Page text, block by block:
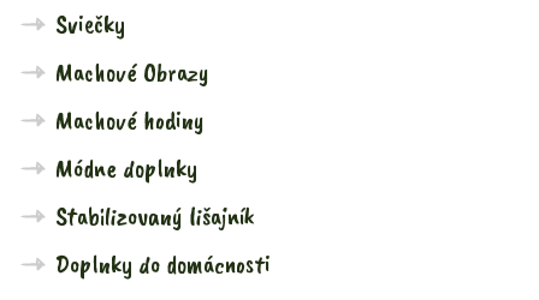
Sviečky
Machové Obrazy
Machové hodiny
Módne doplnky
Stabilizovaný lišajník
Doplnky do domácnosti